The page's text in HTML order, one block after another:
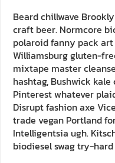
Beard chillwave
craft beer. Normcore
polaroid fanny pack
Williamsburg gluten-
mixtape master
hashtag, Bushwick
Pinterest whatever
Disrupt fashion axe
trade vegan Portland
Intelligentsia ugh.
biodiesel swag try-